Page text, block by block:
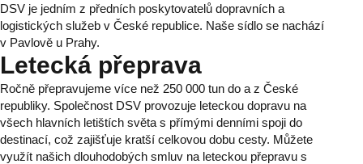
DSV je jedním z předních poskytovatelů dopravních a
logistických služeb v České republice. Naše sídlo se nachází
v Pavlově u Prahy.
Letecká přeprava
Ročně přepravujeme více než 250 000 tun do a z České
republiky. Společnost DSV provozuje leteckou dopravu na
všech hlavních letištích světa s přímými denními spoji do
destinací, což zajišťuje kratší celkovou dobu cesty. Můžete
využít našich dlouhodobých smluv na leteckou přepravu s